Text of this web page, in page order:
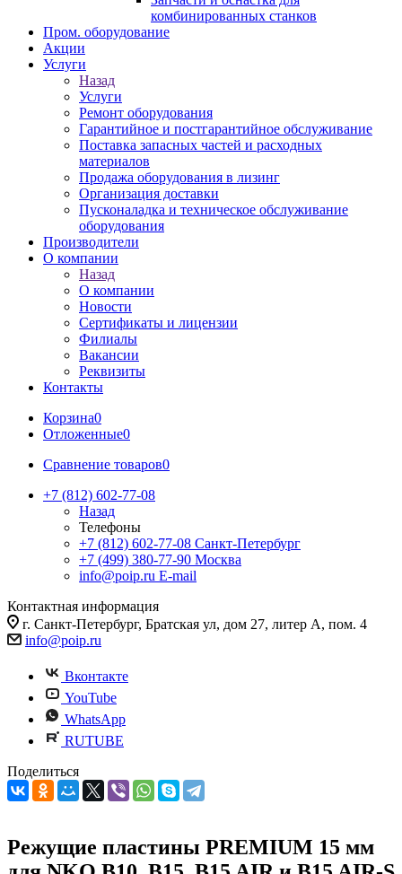
комбинированных станков
Пром. оборудование
Акции
Услуги
Назад
Услуги
Ремонт оборудования
Гарантийное и постгарантийное обслуживание
Поставка запасных частей и расходных
материалов
Продажа оборудования в лизинг
Организация доставки
Пусконаладка и техническое обслуживание
оборудования
Производители
О компании
Назад
О компании
Новости
Сертификаты и лицензии
Филиалы
Вакансии
Реквизиты
Контакты
Корзина0
Отложенные0
Сравнение товаров0
+7 (812) 602-77-08
Назад
Телефоны
+7 (812) 602-77-08 Санкт-Петербург
+7 (499) 380-77-90 Москва
info@poip.ru E-mail
Контактная информация
г. Санкт-Петербург, Братская ул, дом 27, литер А, пом. 4
info@poip.ru
Вконтакте
YouTube
WhatsApp
RUTUBE
Поделиться
Режущие пластины PREMIUM 15 мм